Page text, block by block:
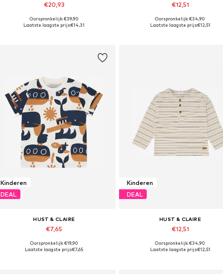
€20,93
Beschikbare maten: 68
Oorspronkelijk: €39,90
Laatste laagste prijs:€14,31
€12,51
Beschikbare maten: 86, 98, 110, 116
Oorspronkelijk: €34,90
Laatste laagste prijs:€12,51
Kinderen
DEAL
HUST & CLAIRE
€7,65
Beschikbaar in vele maten
Oorspronkelijk: €19,90
Laatste laagste prijs:€7,65
Kinderen
DEAL
HUST & CLAIRE
€12,51
Beschikbare maten: 110, 122, 128
Oorspronkelijk: €34,90
Laatste laagste prijs:€12,51